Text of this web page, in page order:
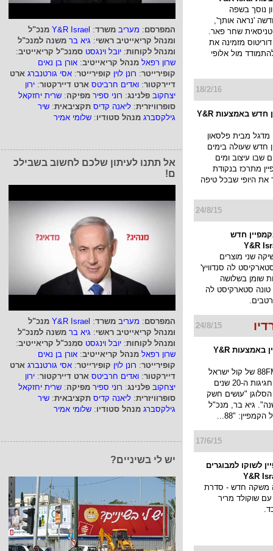
המפרסם: מעריב משרד:
Y&R Israel מנכ"ל
ומנהל קריאייטיב ראשי: גיא בר משנה למנכ"ל
ומנהל לקוחות: יובל וינגסט סמנכ"ל קריאייטיב:
שרון רפאל מנהל קריאייטיב: אורן בן נאים
קופירייטר: רונן לוין קופירייטר: אסי גורטנברג ארט
דיירקטור: ואדים חרביטס ארט דיירקטור: ירון
יצחקוב פלנינג: רוני ספיר מפיקה: שרית יחזקאל
סופרוויזרית: ליאנה קדיס תקציבאית: שיר
גילקסברג מנהל סטודיו: שלומי אמיר
אל תתנו לעיתון שלכם לחשוב בשבילכ
ם!
המפרסם: מעריב משרד:
Y&R Israel מנכ"ל
ומנהל קריאייטיב ראשי: גיא בר משנה למנכ"ל
ומנהל לקוחות: יובל וינגסט סמנכ"ל קריאייטיב:
שרון רפאל מנהל קריאייטיב: אורן בן נאים
קופירייטר: רונן לוין קופירייטר: אסי גורטנברג ארט
דיירקטור: ואדים חרביטס ארט דיירקטור: ירון
יצחקוב פלנינג: רוני ספיר מפיקה: שרית יחזקאל
סופרוויזרית: ליאנה קדיס תקציבאית: שיר
גילקסברג מנהל סטודיו: שלומי אמיר
יש לי בשיניים?
נוסך בשפה
'נראה אותך',
שחר פאר.
מזמינה את
מול אלופי
18/2/16
מדגל בקמפיין חדש באמצעות Y&R
מבית פלסאון
חדש שעולה בימים
שבו עיצוב ומים
מתרכז בנקודת
את היופי שבכל טיפה
24/8/15
חדש
שני מוצרים
לה סנדוויץ'
שומן בשלושה
סטארקיסט לה
24/8/15
88FM בקמפיין באמצעות Y&R
תחנת הרדיו 88FM של קול ישראל
בקמפיין לרגל חגיגות ה-20 שנים
"עושים חשק
כבר 20 שנה". גיא בר, מנכ"ל
17/6/15
לשוקו למבוגרים
משקה חדש - סדרת
שוקולד מריר